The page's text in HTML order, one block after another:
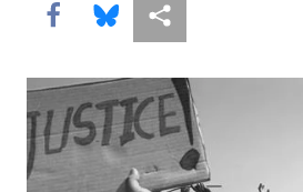
Share this via Facebook
Share this via Bluesky
More sharing options